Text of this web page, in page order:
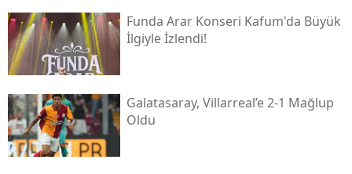
Funda Arar Konseri Kafum'da Büyük
İlgiyle İzlendi!
Galatasaray, Villarreal’e 2-1 Mağlup
Oldu